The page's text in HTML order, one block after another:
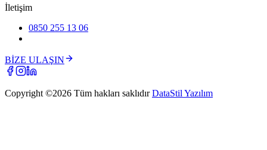
İletişim
0850 255 13 06
BİZE ULAŞIN
Copyright ©2026 Tüm hakları saklıdır DataStil Yazılım